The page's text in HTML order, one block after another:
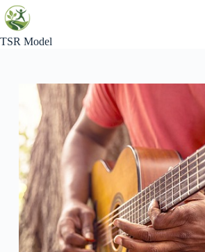
Skip
to
content
TSR Model